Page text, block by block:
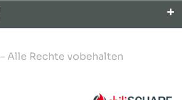
Alle Rechte vobehalten